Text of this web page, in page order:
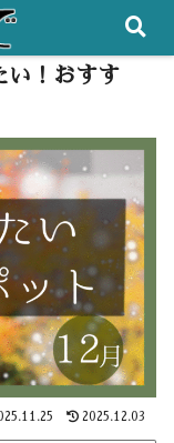
い！おすす
2025.12.03